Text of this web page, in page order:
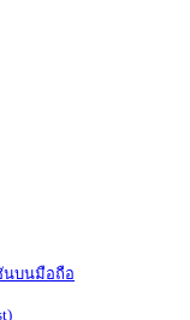
นบนมือถือ